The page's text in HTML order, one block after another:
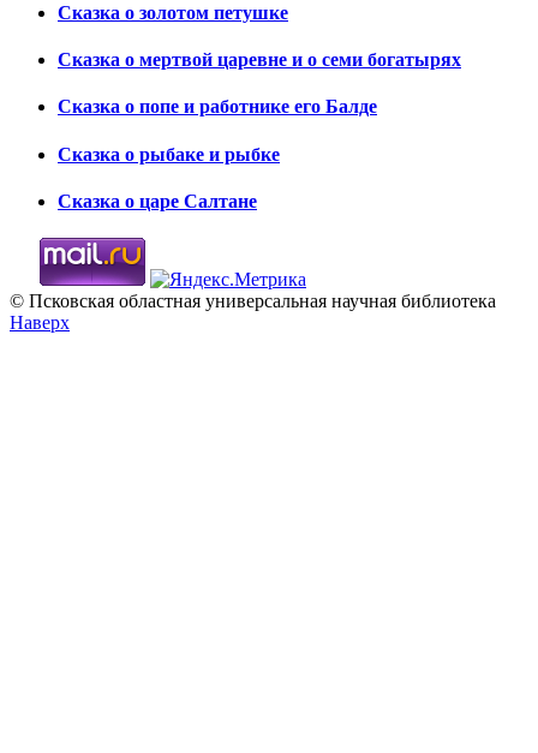
Сказка о золотом петушке
Сказка о мертвой царевне и о семи богатырях
Сказка о попе и работнике его Балде
Сказка о рыбаке и рыбке
Сказка о царе Салтане
© Псковская областная универсальная научная библиотека
Наверх